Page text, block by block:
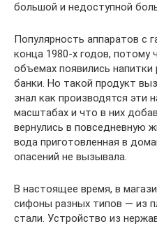
большой и недоступной
Популярность аппаратов с
конца 1980-х годов, потому
объемах появились
банки. Но такой продукт
знал как производятся эти
масштабах и что в них
вернулись в повседневную
вода приготовленная в
опасений не вызывала.
В настоящее время, в
сифоны разных типов — из
стали. Устройство из